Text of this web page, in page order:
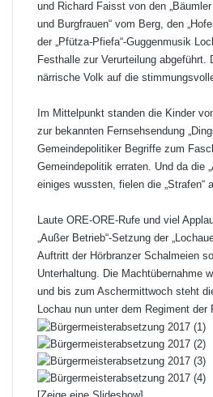
und Richard Faisst von den
und Burgfrauen“ vom Berg, den
der „Pfütza-Pfiefa“-Guggenmusik
Festhalle zur Verurteilung abgeführt.
närrische Volk auf die
Im Mittelpunkt standen die Kinder
zur bekannten Fernsehsendung
Gemeindepolitiker Begriffe zum
Gemeindepolitik erraten. Und da die
einiges wussten, fielen die „Strafen“
Laute ORE-ORE-Rufe und viel
„Außer Betrieb“-Setzung der
Auftritt der Hörbranzer Schalmeien
Unterhaltung. Die Machtübernahme
und bis zum Aschermittwoch steht
Lochau nun unter dem Regiment der